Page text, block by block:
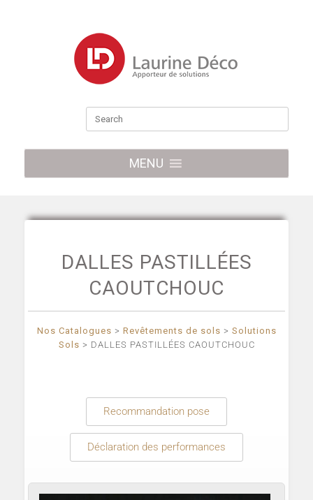
MENU
DALLES PASTILLÉES
CAOUTCHOUC
Nos Catalogues > Revêtements de sols > Solutions
Sols > DALLES PASTILLÉES CAOUTCHOUC
Recommandation pose
Déclaration des performances